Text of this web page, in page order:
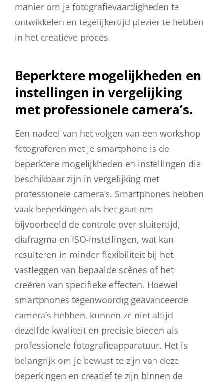
manier om je fotografievaardigheden te
ontwikkelen en tegelijkertijd plezier te hebben
in het creatieve proces.
Beperktere mogelijkheden en
instellingen in vergelijking
met professionele camera’s.
Een nadeel van het volgen van een workshop
fotograferen met je smartphone is de
beperktere mogelijkheden en instellingen die
beschikbaar zijn in vergelijking met
professionele camera’s. Smartphones hebben
vaak beperkingen als het gaat om
bijvoorbeeld de controle over sluitertijd,
diafragma en ISO-instellingen, wat kan
resulteren in minder flexibiliteit bij het
vastleggen van bepaalde scènes of het
creëren van specifieke effecten. Hoewel
smartphones tegenwoordig geavanceerde
camera’s hebben, kunnen ze niet altijd
dezelfde kwaliteit en precisie bieden als
professionele fotografieapparatuur. Het is
belangrijk om je bewust te zijn van deze
beperkingen en creatief te zijn binnen de